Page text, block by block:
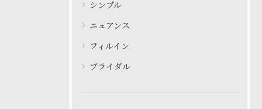
シンプル
ニュアンス
フィルイン
ブライダル